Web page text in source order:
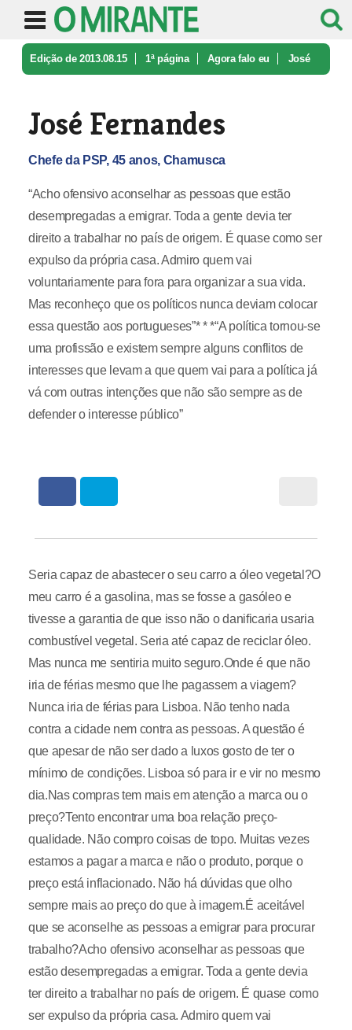
Edição de 2013.08.15 1ª página Agora falo eu José
José Fernandes
Chefe da PSP, 45 anos, Chamusca
“Acho ofensivo aconselhar as pessoas que estão
desempregadas a emigrar. Toda a gente devia ter
direito a trabalhar no país de origem. É quase como ser
expulso da própria casa. Admiro quem vai
voluntariamente para fora para organizar a sua vida.
Mas reconheço que os políticos nunca deviam colocar
essa questão aos portugueses”* * *“A política tornou-se
uma profissão e existem sempre alguns conflitos de
interesses que levam a que quem vai para a política já
vá com outras intenções que não são sempre as de
defender o interesse público”
Seria capaz de abastecer o seu carro a óleo vegetal?O
meu carro é a gasolina, mas se fosse a gasóleo e
tivesse a garantia de que isso não o danificaria usaria
combustível vegetal. Seria até capaz de reciclar óleo.
Mas nunca me sentiria muito seguro.Onde é que não
iria de férias mesmo que lhe pagassem a viagem?
Nunca iria de férias para Lisboa. Não tenho nada
contra a cidade nem contra as pessoas. A questão é
que apesar de não ser dado a luxos gosto de ter o
mínimo de condições. Lisboa só para ir e vir no mesmo
dia.Nas compras tem mais em atenção a marca ou o
preço?Tento encontrar uma boa relação preço-
qualidade. Não compro coisas de topo. Muitas vezes
estamos a pagar a marca e não o produto, porque o
preço está inflacionado. Não há dúvidas que olho
sempre mais ao preço do que à imagem.É aceitável
que se aconselhe as pessoas a emigrar para procurar
trabalho?Acho ofensivo aconselhar as pessoas que
estão desempregadas a emigrar. Toda a gente devia
ter direito a trabalhar no país de origem. É quase como
ser expulso da própria casa. Admiro quem vai